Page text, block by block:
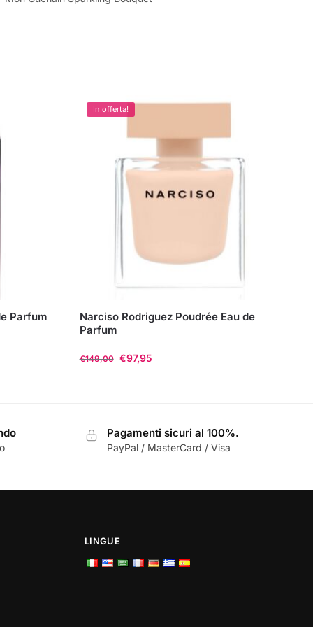
Parfum
In offerta!
Narciso Rodriguez Poudrée Eau de
Parfum
€149,00 €97,95
più
varianti.
opzioni
scelte
nella
Pagamenti sicuri al 100%.
PayPal / MasterCard / Visa
LINGUE